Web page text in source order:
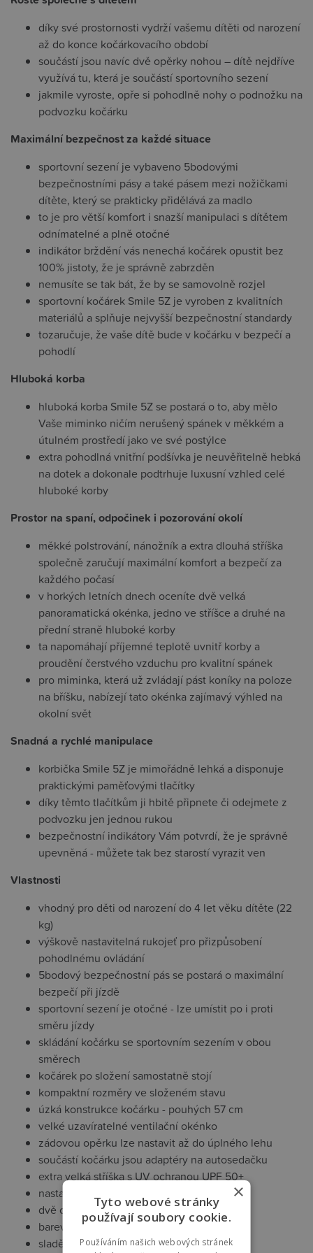
díky své prostornosti vydrží vašemu dítěti od narození
až do konce kočárkovacího období
součástí jsou navíc dvě opěrky nohou – dítě nejdříve
využívá tu, která je součástí sportovního sezení
jakmile vyroste, opře si pohodlně nohy o podnožku na
podvozku kočárku
Maximální bezpečnost za každé situace
sportovní sezení je vybaveno 5bodovými
bezpečnostními pásy a také pásem mezi nožičkami
dítěte, který se prakticky přidělává za madlo
to je pro větší komfort i snazší manipulaci s dítětem
odnímatelné a plně otočné
indikátor brždění vás nenechá kočárek opustit bez
100% jistoty, že je správně zabrzděn
nemusíte se tak bát, že by se samovolně rozjel
sportovní kočárek Smile 5Z je vyroben z kvalitních
materiálů a splňuje nejvyšší bezpečnostní standardy
tozaručuje, že vaše dítě bude v kočárku v bezpečí a
pohodlí
Hluboká korba
hluboká korba Smile 5Z se postará o to, aby mělo
Vaše miminko ničím nerušený spánek v měkkém a
útulném prostředí jako ve své postýlce
extra pohodlná vnitřní podšívka je neuvěřitelně hebká
na dotek a dokonale podtrhuje luxusní vzhled celé
hluboké korby
Prostor na spaní, odpočinek i pozorování okolí
měkké polstrování, nánožník a extra dlouhá stříška
společně zaručují maximální komfort a bezpečí za
každého počasí
v horkých letních dnech oceníte dvě velká
panoramatická okénka, jedno ve stříšce a druhé na
přední straně hluboké korby
ta napomáhají příjemné teplotě uvnitř korby a
proudění čerstvého vzduchu pro kvalitní spánek
pro miminka, která už zvládají pást koníky na poloze
na bříšku, nabízejí tato okénka zajímavý výhled na
okolní svět
Snadná a rychlé manipulace
korbička Smile 5Z je mimořádně lehká a disponuje
praktickými paměťovými tlačítky
díky těmto tlačítkům ji hbitě připnete či odejmete z
podvozku jen jednou rukou
bezpečnostní indikátory Vám potvrdí, že je správně
upevněná - můžete tak bez starostí vyrazit ven
Vlastnosti
vhodný pro děti od narození do 4 let věku dítěte (22
kg)
výškově nastavitelná rukojeť pro přizpůsobení
pohodlnému ovládání
5bodový bezpečnostní pás se postará o maximální
bezpečí při jízdě
sportovní sezení je otočné - lze umístit po i proti
směru jízdy
skládání kočárku se sportovním sezením v obou
směrech
kočárek po složení samostatně stojí
kompaktní rozměry ve složeném stavu
úzká konstrukce kočárku - pouhých 57 cm
velké uzavíratelné ventilační okénko
zádovou opěrku lze nastavit až do úplného lehu
součástí kočárku jsou adaptéry na autosedačku
extra velká stříška s UV ochranou UPF 50+
nastavitelná opěrka nohou
dvě opěrky nohou
barevně sladěné zipy
sladěná měkká vložka Premium
×
Tyto webové stránky
používají soubory cookie.
Používáním našich webových stránek